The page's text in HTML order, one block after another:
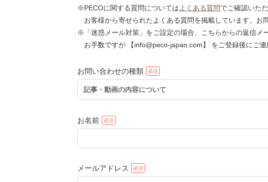
※PECOに関する質問についてはよくある質問でご確認いただ
お客様から寄せられたよくある質問を掲載しています。お
※「迷惑メール対策」をご設定の場合、こちらからの返信メ
お手数ですが 【info@peco-japan.com】 をご登録後にご連
お問い合わせの種類
記事・動画の内容について
お名前
メールアドレス